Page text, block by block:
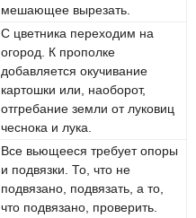
мешающее вырезать.
С цветника переходим на
огород. К прополке
добавляется окучивание
картошки или, наоборот,
отгребание земли от луковиц
чеснока и лука.
Все вьющееся требует опоры
и подвязки. То, что не
подвязано, подвязать, а то,
что подвязано, проверить.